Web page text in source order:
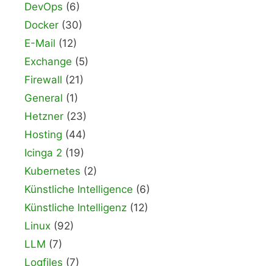
DevOps (6)
Docker (30)
E-Mail (12)
Exchange (5)
Firewall (21)
General (1)
Hetzner (23)
Hosting (44)
Icinga 2 (19)
Kubernetes (2)
Künstliche Intelligence (6)
Künstliche Intelligenz (12)
Linux (92)
LLM (7)
Logfiles (7)